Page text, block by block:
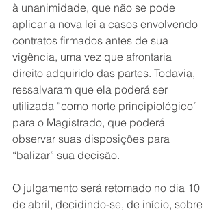
à unanimidade, que não se pode
aplicar a nova lei a casos envolvendo
contratos firmados antes de sua
vigência, uma vez que afrontaria
direito adquirido das partes. Todavia,
ressalvaram que ela poderá ser
utilizada “como norte principiológico”
para o Magistrado, que poderá
observar suas disposições para
“balizar” sua decisão.
O julgamento será retomado no dia 10
de abril, decidindo-se, de início, sobre